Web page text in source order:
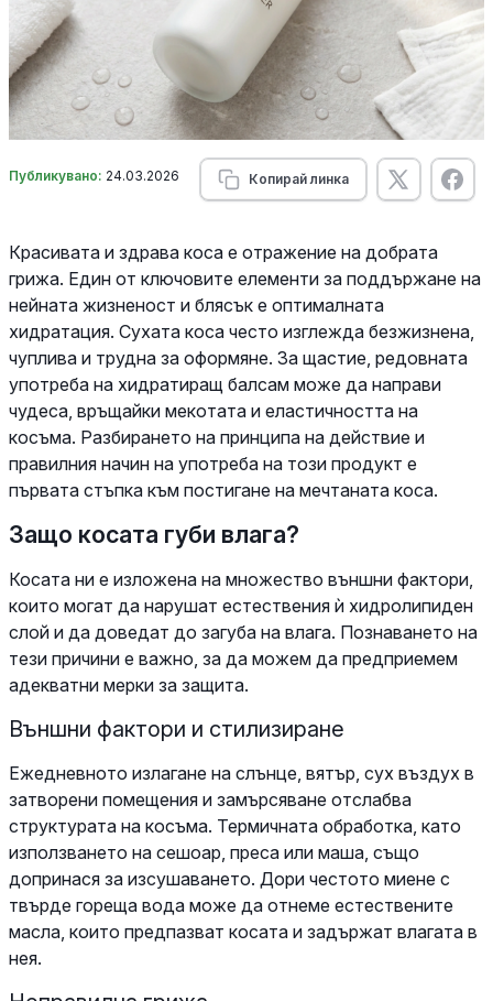
Публикувано: 24.03.2026 Копирай линка
Красивата и здрава коса е отражение на добрата
грижа. Един от ключовите елементи за поддържане на
нейната жизненост и блясък е оптималната
хидратация. Сухата коса често изглежда безжизнена,
чуплива и трудна за оформяне. За щастие, редовната
употреба на хидратиращ балсам може да направи
чудеса, връщайки мекотата и еластичността на
косъма. Разбирането на принципа на действие и
правилния начин на употреба на този продукт е
първата стъпка към постигане на мечтаната коса.
Защо косата губи влага?
Косата ни е изложена на множество външни фактори,
които могат да нарушат естествения ѝ хидролипиден
слой и да доведат до загуба на влага. Познаването на
тези причини е важно, за да можем да предприемем
адекватни мерки за защита.
Външни фактори и стилизиране
Ежедневното излагане на слънце, вятър, сух въздух в
затворени помещения и замърсяване отслабва
структурата на косъма. Термичната обработка, като
използването на сешоар, преса или маша, също
допринася за изсушаването. Дори честото миене с
твърде гореща вода може да отнеме естествените
масла, които предпазват косата и задържат влагата в
нея.